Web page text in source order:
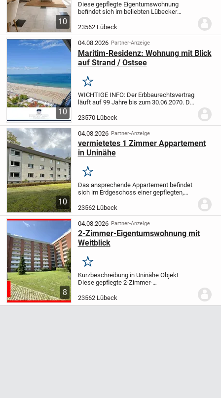
10
Diese gepflegte Eigentumswohnung
befindet sich im beliebten Lübecker
Voraussetzungen für Eigennutzer sowie
Kapitalanleger.Sie befindet sich im 2.
Obergeschoss...
23562 Lübeck
10
04.08.2026 Partner-Anzeige
Maritim-Residenz: Wohnung mit Blick
auf Strand / Ostsee
Merken
WICHTIGE INFO: Der Erbbaurechtsvertrag
läuft auf 99 Jahre bis zum 30.06.2070. Die
zahlenden Erbbauzinsen wurden von der
Eigentümerin bereits bis zum 30.06.2070...
23570 Lübeck
10
04.08.2026 Partner-Anzeige
vermietetes 1 Zimmer Appartement
in Uninähe
Merken
Das ansprechende Appartement befindet
sich im Erdgeschoss einer gepflegten,
Etagen und einem Keller, die 1958
errichtet wurde. Vor dem Gebäude
erstreckt sich eine...
23562 Lübeck
8
04.08.2026 Partner-Anzeige
2-Zimmer-Eigentumswohnung mit
Weitblick
Merken
Kurzbeschreibung in Uninähe Objekt
Diese gepflegte 2-Zimmer-
Obergeschoss eines ca. 1962 errichteten
Mehrfamilienhauses in Uninähe und
23562 Lübeck